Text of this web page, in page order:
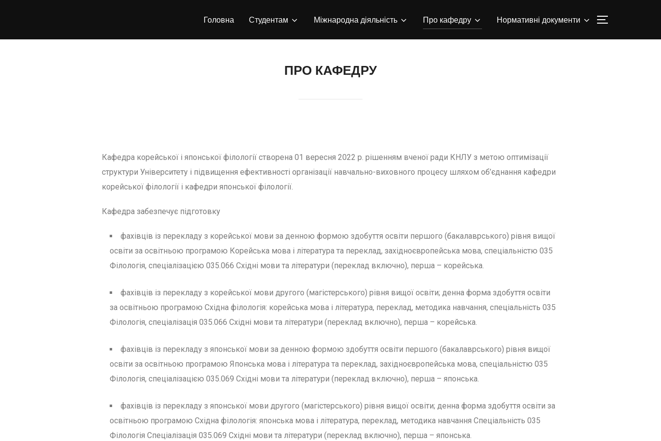
Головна Студентам Міжнародна діяльність Про кафедру Нормативні документи
ПРО КАФЕДРУ
Кафедра корейської і японської філології створена 01 вересня 2022 р. рішенням вченої ради КНЛУ з метою оптимізації
структури Університету і підвищення ефективності організації навчально-виховного процесу шляхом об’єднання кафедри
корейської філології і кафедри японської філології.
Кафедра забезпечує підготовку
фахівців із перекладу з корейської мови за денною формою здобуття освіти першого (бакалаврського) рівня вищої
освіти за освітньою програмою Корейська мова і література та переклад, західноєвропейська мова, спеціальністю 035
Філологія, спеціалізацією 035.066 Східні мови та літератури (переклад включно), перша – корейська.
фахівців із перекладу з корейської мови другого (магістерського) рівня вищої освіти; денна форма здобуття освіти
за освітньою програмою Східна філологія: корейська мова і література, переклад, методика навчання, спеціальність 035
Філологія, спеціалізація 035.066 Східні мови та літератури (переклад включно), перша – корейська.
фахівців із перекладу з японської мови за денною формою здобуття освіти першого (бакалаврського) рівня вищої
освіти за освітньою програмою Японська мова і література та переклад, західноєвропейська мова, спеціальністю 035
Філологія, спеціалізацією 035.069 Східні мови та літератури (переклад включно), перша – японська.
фахівців із перекладу з японської мови другого (магістерського) рівня вищої освіти; денна форма здобуття освіти за
освітньою програмою Східна філологія: японська мова і література, переклад, методика навчання Спеціальність 035
Філологія Спеціалізація 035.069 Східні мови та літератури (переклад включно), перша – японська.